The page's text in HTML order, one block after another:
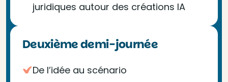
juridiques autour des créations IA
Deuxième demi-journée
De l’idée au scénario